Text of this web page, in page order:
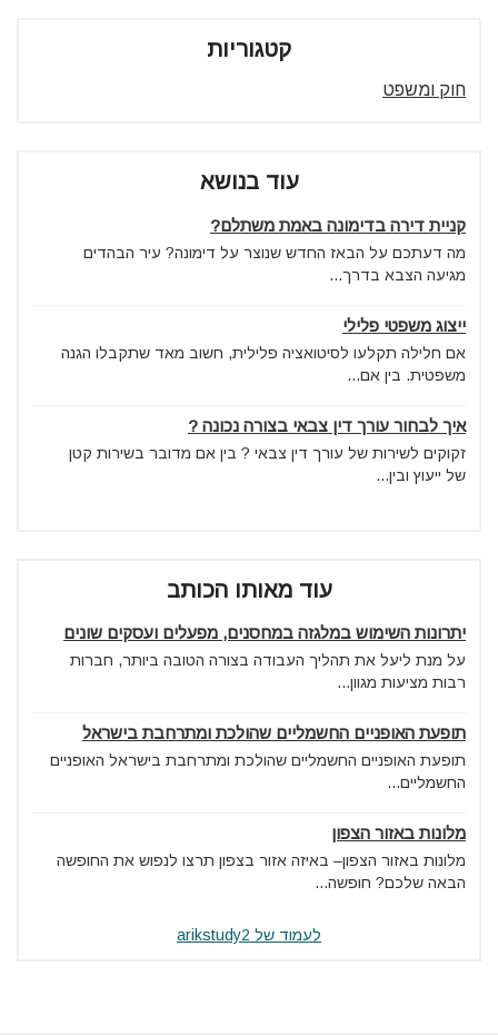
קטגוריות
חוק ומשפט
עוד בנושא
קניית דירה בדימונה באמת משתלם?
מה דעתכם על הבאז החדש שנוצר על דימונה? עיר הבהדים
מגיעה הצבא בדרך...
ייצוג משפטי פלילי
אם חלילה תקלעו לסיטואציה פלילית, חשוב מאד שתקבלו הגנה
משפטית. בין אם...
איך לבחור עורך דין צבאי בצורה נכונה ?
זקוקים לשירות של עורך דין צבאי ? בין אם מדובר בשירות קטן
של ייעוץ ובין...
עוד מאותו הכותב
יתרונות השימוש במלגזה במחסנים, מפעלים ועסקים שונים
על מנת ליעל את תהליך העבודה בצורה הטובה ביותר, חברות
רבות מציעות מגוון...
תופעת האופניים החשמליים שהולכת ומתרחבת בישראל
תופעת האופניים החשמליים שהולכת ומתרחבת בישראל האופניים
החשמליים...
מלונות באזור הצפון
מלונות באזור הצפון– באיזה אזור בצפון תרצו לנפוש את החופשה
הבאה שלכם? חופשה...
לעמוד של arikstudy2